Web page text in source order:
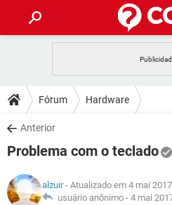
CELULAR
OUTLOOK
INSTAGRAM
GUIA DE COMPRAS
DICAS
JOGOS
INSTAGRAM
DOWNLOADS
JOGOS
CELULAR
OUTLOOK
JOGOS
GLOSSÁRIO
Fórum Hardware
Anterior
Problema com o teclado
alzuir- Atualizado em 4 mai
usuário anônimo - 4 mai